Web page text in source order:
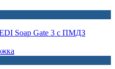
Soap Gate 3 с ПМДЗ